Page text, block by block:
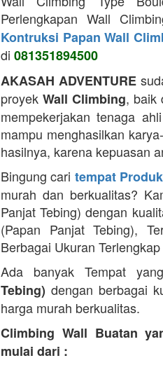
Perlengkapan Wall
Kontruksi Papan Wall
di 081351894500
AKASAH ADVENTURE
proyek Wall Climbing, baik
mempekerjakan tenaga
mampu menghasilkan
hasilnya, karena kepuasan
Bingung cari tempat
murah dan berkualitas?
Panjat Tebing) dengan
(Papan Panjat Tebing),
Berbagai Ukuran
Ada banyak Tempat
Tebing) dengan berbagai
harga murah berkualitas.
Climbing Wall Buatan
mulai dari :